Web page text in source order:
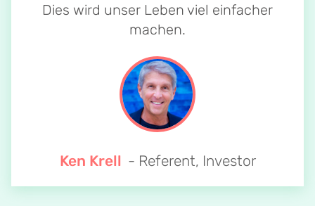
Dies wird unser Leben viel einfacher
machen.
Ken Krell - Referent, Investor